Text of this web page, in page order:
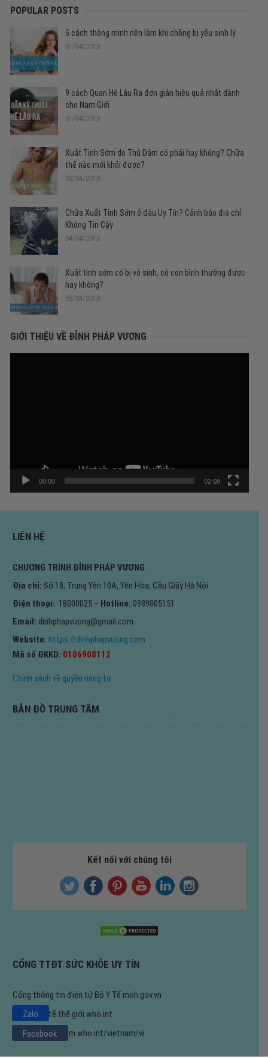
POPULAR POSTS
5 cách thông minh nên làm khi chồng bị yếu sinh lý
01/04/2018
9 cách Quan Hệ Lâu Ra đơn giản hiệu quả nhất dành
cho Nam Giới
01/04/2018
Xuất Tinh Sớm do Thủ Dâm có phải hay không? Chữa
thế nào mới khỏi được?
03/04/2018
Chữa Xuất Tinh Sớm ở đâu Uy Tín? Cảnh báo địa chỉ
Không Tin Cậy
04/04/2018
Xuất tinh sớm có bị vô sinh, có con bình thường được
hay không?
05/04/2018
GIỚI THIỆU VỀ ĐỈNH PHÁP VƯƠNG
00:00 02:08
LIÊN HỆ
CHƯƠNG TRÌNH ĐỈNH PHÁP VƯƠNG
Địa chỉ: Số 18, Trung Yên 10A, Yên Hòa, Cầu Giấy Hà Nội
Điện thoại: 18000025 – Hotline: 0989805151
Email: dinhphapvuong@gmail.com
Website: https://dinhphapvuong.com
Mã số ĐKKD: 0106908112
Chính sách về quyền riêng tư
BẢN ĐỒ TRUNG TÂM
Kết nối với chúng tôi
CỔNG TTĐT SỨC KHỎE UY TÍN
Cổng thông tin điện tử Bộ Y Tế moh.gov.vn
Tổ chức y tế thế giớiwho.int
WHO tại Việt Namwho.int/vietnam/vi
Zalo
Facebook